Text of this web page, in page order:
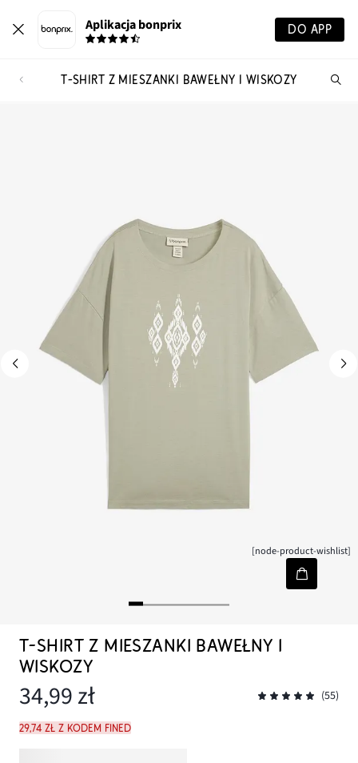
Aplikacja bonprix DO APP
T-SHIRT Z MIESZANKI BAWEŁNY I WISKOZY
[node-product-wishlist]
T-SHIRT Z MIESZANKI BAWEŁNY I
WISKOZY
34,99 zł (55)
29,74 zł z kodem FINED